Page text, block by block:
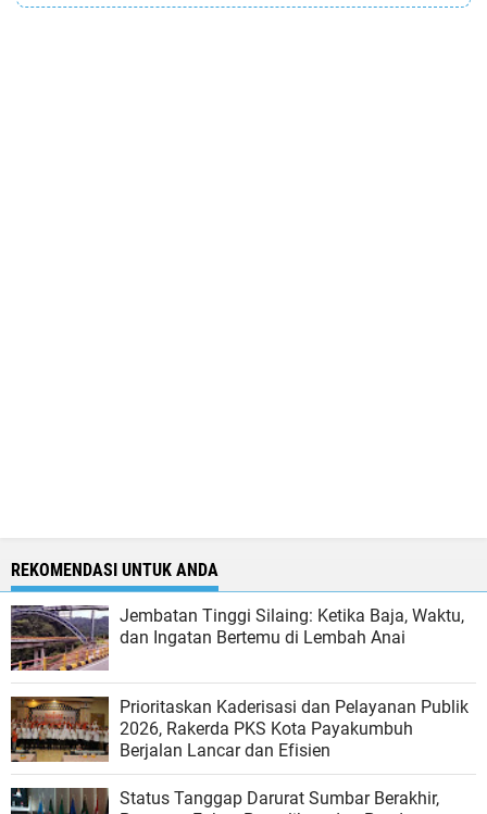
REKOMENDASI UNTUK ANDA
Jembatan Tinggi Silaing: Ketika Baja, Waktu,
dan Ingatan Bertemu di Lembah Anai
Prioritaskan Kaderisasi dan Pelayanan Publik
2026, Rakerda PKS Kota Payakumbuh
Berjalan Lancar dan Efisien
Status Tanggap Darurat Sumbar Berakhir,